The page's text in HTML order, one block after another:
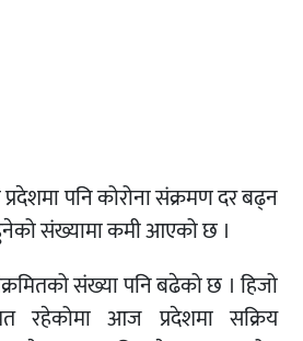
पनि कोरोना संक्रमण दर बढ्न
संख्यामा कमी आएको छ ।
संख्या पनि बढेको छ । हिजो
रहेकोमा आज प्रदेशमा सक्रिय